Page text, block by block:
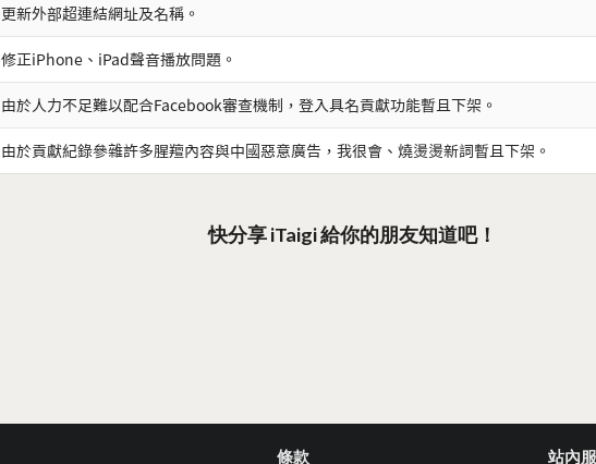
更新外部超連結網址及名稱。
修正iPhone、iPad聲音播放問題。
由於人力不足難以配合Facebook審查機制，登入具名貢獻功能暫且下架。
由於貢獻紀錄參雜許多腥羶內容與中國惡意廣告，我很會、燒燙燙新詞暫且下架。
快分享 iTaigi 給你的朋友知道吧！
條款 站內